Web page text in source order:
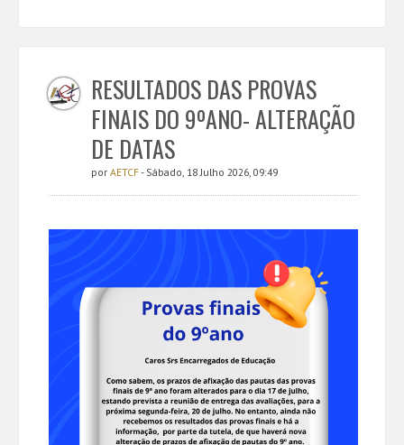
RESULTADOS DAS PROVAS
FINAIS DO 9ºANO- ALTERAÇÃO
DE DATAS
por AETCF- Sábado, 18 Julho 2026, 09:49